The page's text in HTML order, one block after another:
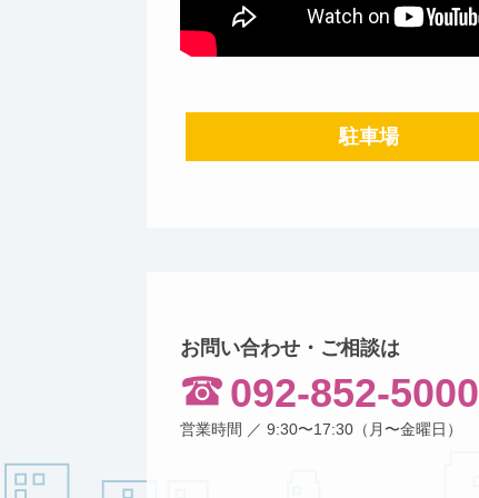
駐車場
お問い合わせ・ご相談は
092-852-5000
営業時間 ／ 9:30〜17:30（月〜金曜日）